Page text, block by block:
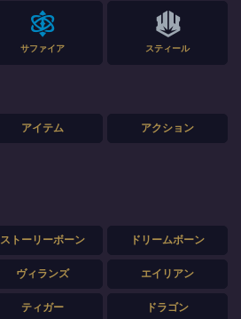
サファイア スティール
アイテム アクション
ストーリーボーン ドリームボーン
ヴィランズ エイリアン
ティガー ドラゴン